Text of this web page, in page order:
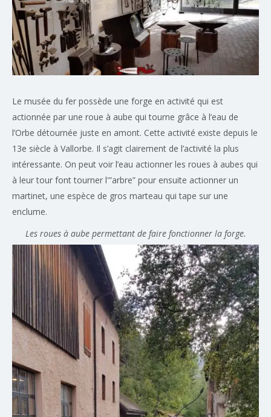
Le musée du fer possède une forge en activité qui est
actionnée par une roue à aube qui tourne grâce à l’eau de
l’Orbe détournée juste en amont. Cette activité existe depuis le
13e siècle à Vallorbe. Il s’agit clairement de l’activité la plus
intéressante. On peut voir l’eau actionner les roues à aubes qui
à leur tour font tourner l'”arbre” pour ensuite actionner un
martinet, une espèce de gros marteau qui tape sur une
enclume.
Les roues à aube permettant de faire fonctionner la forge.